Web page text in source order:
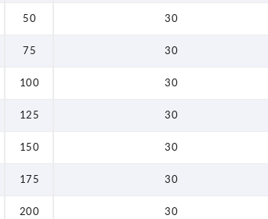
219
233
236
243
244
50 30
75 30
100 30
125 30
150 30
175 30
200 30